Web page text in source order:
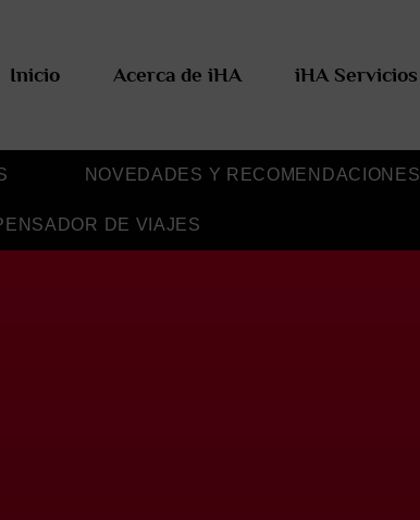
Inicio Acerca de iHA iHA Servicios
NOVEDADES Y RECOMENDACIONES
DE VIAJES